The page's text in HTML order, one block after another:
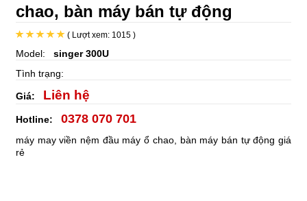
chao, bàn máy bán tự động
( Lượt xem: 1015 )
Model: singer 300U
Tình trạng:
Giá: Liên hệ
Hotline: 0378 070 701
máy may viền nệm đầu máy ổ chao, bàn máy bán tự động giá
rẻ